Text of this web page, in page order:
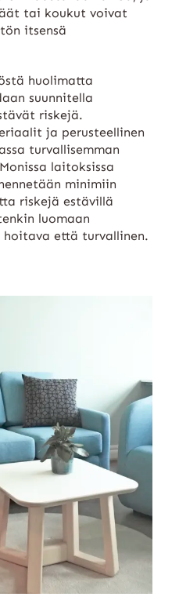
tai koukut voivat
itsensä
huolimatta
suunnitella
riskejä.
ja perusteellinen
turvallisemman
laitoksissa
minimiin
riskejä estävillä
luomaan
että turvallinen.